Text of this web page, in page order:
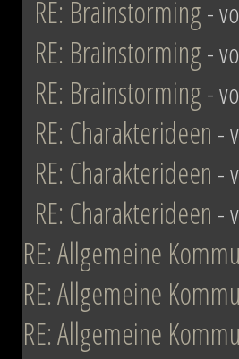
RE: Brainstorming-
RE: Brainstorming-
RE: Brainstorming-
RE: Charakterideen -
RE: Charakterideen -
RE: Charakterideen -
RE: Allgemeine
RE: Allgemeine
RE: Allgemeine